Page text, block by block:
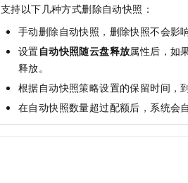
支持以下几种方式删除自动快照：
手动删除自动快照，删除快照不会影
设置自动快照随云盘释放属性后，如
释放。
根据自动快照策略设置的保留时间，
在自动快照数量超过配额后，系统会